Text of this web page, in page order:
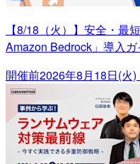
【8/18（火）】安全・最
Amazon Bedrock」導入ガ
開催前2026年8月18日(火)